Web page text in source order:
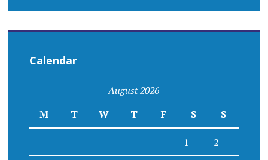
Calendar
August 2026
M
T W T F S S
1 2